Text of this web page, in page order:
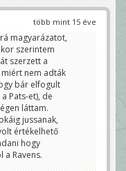
több mint 15 éve
magyarázatot,
szerintem
szerzett a
miért nem adták
bár elfogult
Pats-et), de
láttam.
jussanak,
értékelhető
hogy
a Ravens.